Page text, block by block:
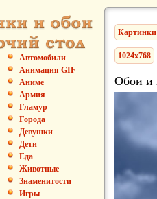
Автомобили
Анимация GIF
Аниме
Армия
Гламур
Города
Девушки
Дети
Еда
Животные
Знаменитости
Игры
1024x768
Обои и